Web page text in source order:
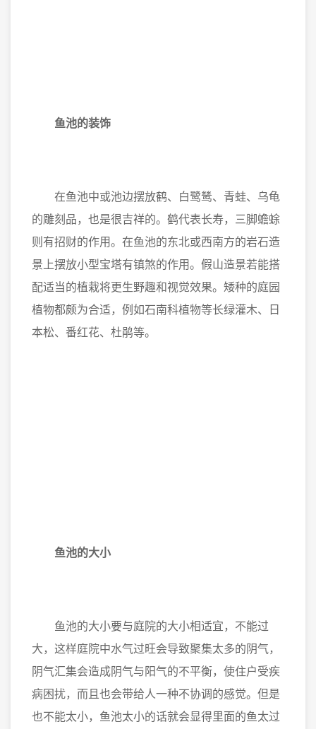
鱼池的装饰
在鱼池中或池边摆放鹤、白鹭鸶、青蛙、乌龟
的雕刻品，也是很吉祥的。鹤代表长寿，三脚蟾蜍
则有招财的作用。在鱼池的东北或西南方的岩石造
景上摆放小型宝塔有镇煞的作用。假山造景若能搭
配适当的植栽将更生野趣和视觉效果。矮种的庭园
植物都颇为合适，例如石南科植物等长绿灌木、日
本松、番红花、杜鹃等。
鱼池的大小
鱼池的大小要与庭院的大小相适宜，不能过
大，这样庭院中水气过旺会导致聚集太多的阴气，
阴气汇集会造成阴气与阳气的不平衡，使住户受疾
病困扰，而且也会带给人一种不协调的感觉。但是
也不能太小，鱼池太小的话就会显得里面的鱼太过